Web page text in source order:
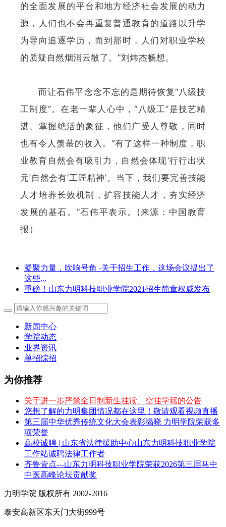
的全面发展的平台和地方经济社会发展的动力
源，人们也不会再重复普通教育的道路以升学
为导向追逐学历，而到那时，人们对职业学校
的质疑自然烟消云散了。”刘炜杰畅想。
而让石伟平念念不忘的是期待恢复“八级技
工制度”。在老一辈人心中，“八级工”是技艺精
湛、掌握绝活的象征，他们广受人尊敬，同时
也有令人羡慕的收入。“有了这样一种制度，职
业教育自然会有吸引力，自然会体现‘行行出状
元’自然会有‘工匠精神’。当下，我们要完善技能
人才培养长效机制，扩容技能人才，夯实经济
发展的基石。”石伟平表示。(来源：中国教育
报）
凝聚力量，吹响号角 -关于招生工作，这场会议提出了
这些...
重磅！山东力明科技职业学院2021招生简章权威发布
新闻中心
学院动态
业界资讯
单招综招
为你推荐
关于进一步严禁全日制新生挂读、空挂学籍的公告
您想了解的力明集团情况都在这里！敬请观看视频直播
第三届中华优秀传统文化大会表彰揭晓 力明学院荣获多
项荣誉
高校诚聘 | 山东省法律援助中心山东力明科技职业学院
工作站诚聘法律工作者
齐鲁壹点---山东力明科技职业学院荣获2026第三届马中
中医高峰论坛贡献奖
力明学院 版权所有 2002-2016
泰安高新区东天门大街999号